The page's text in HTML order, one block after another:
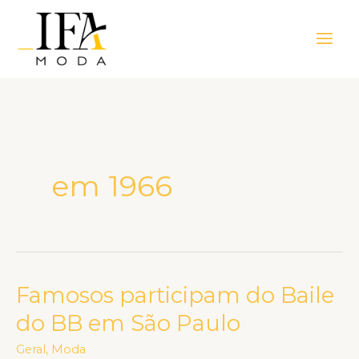
Menu
em 1966
Famosos participam do Baile
do BB em São Paulo
Geral , Moda
Famosos
participam
do
Baile